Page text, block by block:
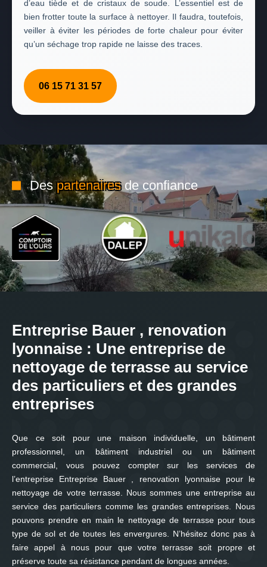
d’eau tiède et de cristaux de soude. L’essentiel est de
bien frotter toute la surface à nettoyer. Il faudra, toutefois,
veiller à éviter les périodes de forte chaleur pour éviter
qu’un séchage trop rapide ne laisse des traces.
06 15 71 31 57
Despartenairesde confiance
Entreprise Bauer , renovation
lyonnaise : Une entreprise de
nettoyage de terrasse au service
des particuliers et des grandes
entreprises
Que ce soit pour une maison individuelle, un bâtiment
professionnel, un bâtiment industriel ou un bâtiment
commercial, vous pouvez compter sur les services de
l’entreprise Entreprise Bauer , renovation lyonnaise pour le
nettoyage de votre terrasse. Nous sommes une entreprise au
service des particuliers comme les grandes entreprises. Nous
pouvons prendre en main le nettoyage de terrasse pour tous
type de sol et de toutes les envergures. N’hésitez donc pas à
faire appel à nous pour que votre terrasse soit propre et
préserve toute sa résistance pendant de longues années.